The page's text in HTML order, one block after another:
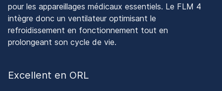
pour les appareillages médicaux essentiels. Le FLM 4
intègre donc un ventilateur optimisant le
refroidissement en fonctionnement tout en
prolongeant son cycle de vie.
Excellent en ORL